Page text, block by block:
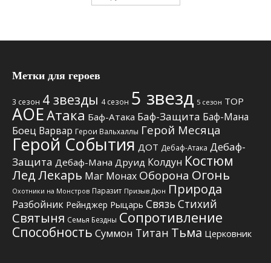
Метки для героев
3 сезон 4 звезды 4 сезон 5 звезд 5 сезон TOP
АОЕАтака Баф-Атака Баф-Защита Баф-Мана
Боец Варвар Герои Вальхаллы Герой Месяца
Герой События ДОТ Дебаф-Атака Дебаф-
Защита Дебаф-Мана Друид Колдун Костюм
ЛедЛекарь Маг Монах Оборона Огонь
Охотники на Монстров Паразит Призыв Дюн Природа
Разбойник Рейнджер Рыцарь Связь Стихий
Святыня Семья Бездны Сопротивление
Способность Суммон Титан Тьма Церковник